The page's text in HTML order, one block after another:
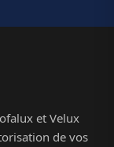
et Velux
de vos